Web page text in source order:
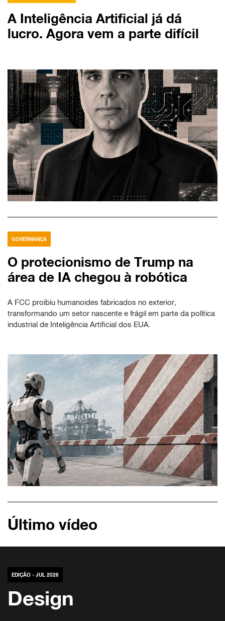
A Inteligência Artificial já dá
lucro. Agora vem a parte difícil
GOVERNANÇA
O protecionismo de Trump na
área de IA chegou à robótica
A FCC proibiu humanoides fabricados no exterior,
transformando um setor nascente e frágil em parte da política
industrial de Inteligência Artificial dos EUA.
Último vídeo
EDIÇÃO - JUL 2026
Design